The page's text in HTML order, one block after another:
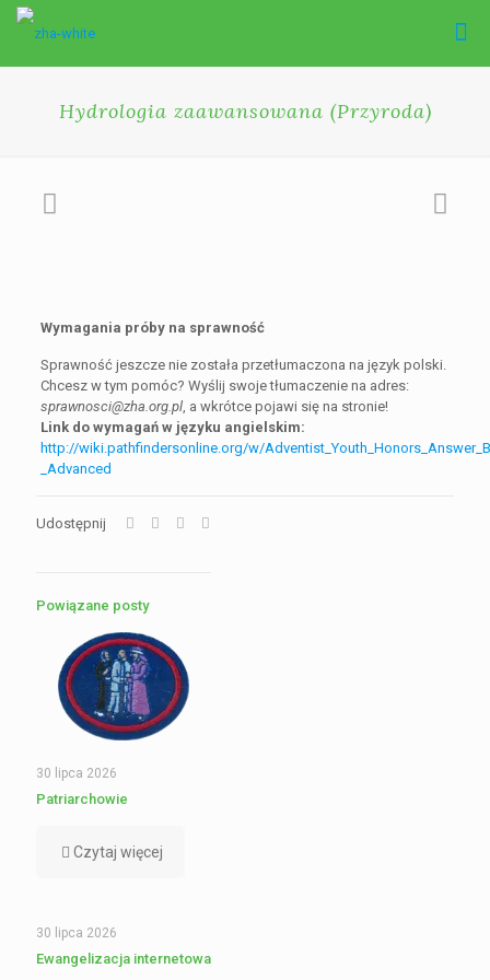
Hydrologia zaawansowana (Przyroda)
Wymagania próby na sprawność
Sprawność jeszcze nie została przetłumaczona na język polski.
Chcesz w tym pomóc? Wyślij swoje tłumaczenie na adres:
sprawnosci@zha.org.pl, a wkrótce pojawi się na stronie!
Link do wymagań w języku angielskim:
http://wiki.pathfindersonline.org/w/
_Advanced
Udostępnij
Powiązane posty
30 lipca 2026
Patriarchowie
Czytaj więcej
30 lipca 2026
Ewangelizacja internetowa